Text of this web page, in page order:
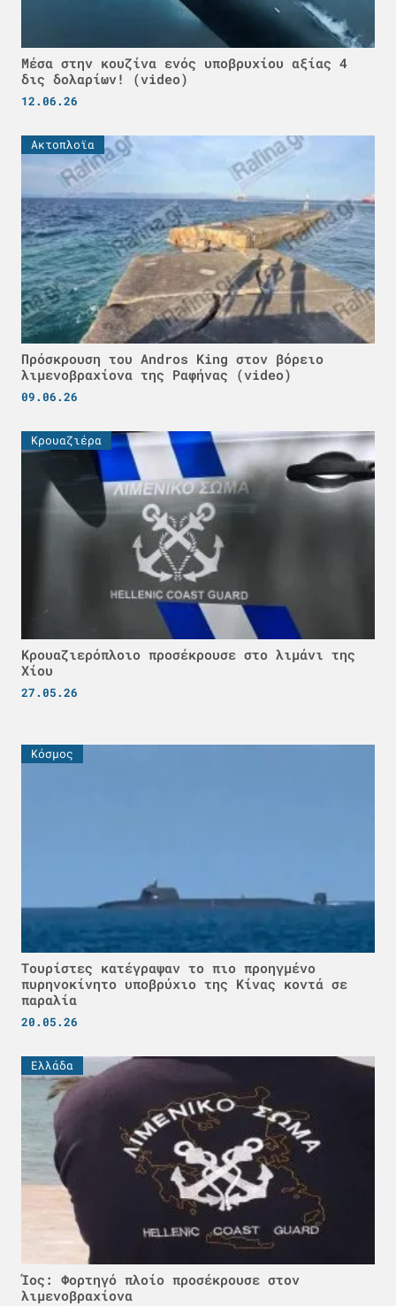
Μέσα στην κουζίνα ενός υποβρυχίου αξίας 4
δις δολαρίων! (video)
12.06.26
Ακτοπλοϊα
Πρόσκρουση του Andros King στον βόρειο
λιμενοβραχίονα της Ραφήνας (video)
09.06.26
Κρουαζιέρα
Κρουαζιερόπλοιο προσέκρουσε στο λιμάνι της
Χίου
27.05.26
Κόσμος
Τουρίστες κατέγραψαν το πιο προηγμένο
πυρηνοκίνητο υποβρύχιο της Κίνας κοντά σε
παραλία
20.05.26
Ελλάδα
Ίος: Φορτηγό πλοίο προσέκρουσε στον
λιμενοβραχίονα